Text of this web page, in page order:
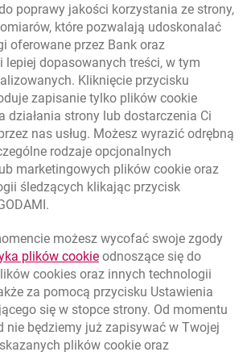
Data aktualizacji: 7.08.2026, 12:53:25
KUPNO SPRZEDAŻ
4.1346 4.4568
3.8493
4.4312 4.7764
4.822 5.1978
poprawy jakości korzystania ze strony,
które pozwalają udoskonalać
oferowane przez Bank oraz
lepiej dopasowanych treści, w tym
Kliknięcie przycisku
zapisanie tylko plików cookie
działania strony lub dostarczenia Ci
nas usług. Możesz wyrazić odrębną
rodzaje opcjonalnych
marketingowych plików cookie oraz
śledzących klikając przycisk
możesz wycofać swoje zgody
plików cookielink otwiera się w nowym
odnoszące się do
cookies oraz innych technologii
za pomocą przycisku Ustawienia
się w stopce strony. Od momentu
nie będziemy już zapisywać w Twojej
plików cookie oraz